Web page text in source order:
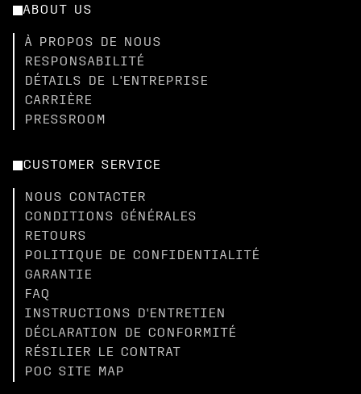
ABOUT US
À PROPOS DE NOUS
RESPONSABILITÉ
DÉTAILS DE L'ENTREPRISE
CARRIÈRE
PRESSROOM
CUSTOMER SERVICE
NOUS CONTACTER
CONDITIONS GÉNÉRALES
RETOURS
POLITIQUE DE CONFIDENTIALITÉ
GARANTIE
FAQ
INSTRUCTIONS D'ENTRETIEN
DÉCLARATION DE CONFORMITÉ
RÉSILIER LE CONTRAT
POC SITE MAP